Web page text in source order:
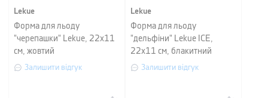
Lekue
Форма для льоду
"черепашки" Lekue, 22х11
см, жовтий
Залишити відгук
Lekue
Форма для льоду
"дельфіни" Lekue ICE,
22х11 см, блакитний
Залишити відгук